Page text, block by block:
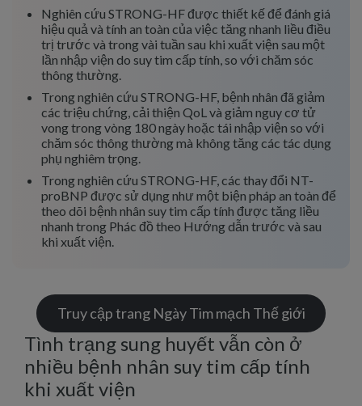
Nghiên cứu STRONG-HF được thiết kế để đánh giá
hiệu quả và tính an toàn của việc tăng nhanh liều điều
trị trước và trong vài tuần sau khi xuất viện sau một
lần nhập viện do suy tim cấp tính, so với chăm sóc
thông thường.
Trong nghiên cứu STRONG-HF, bệnh nhân đã giảm
các triệu chứng, cải thiện QoL và giảm nguy cơ tử
vong trong vòng 180 ngày hoặc tái nhập viện so với
chăm sóc thông thường mà không tăng các tác dụng
phụ nghiêm trọng.
Trong nghiên cứu STRONG-HF, các thay đổi NT-
proBNP được sử dụng như một biện pháp an toàn để
theo dõi bệnh nhân suy tim cấp tính được tăng liều
nhanh trong Phác đồ theo Hướng dẫn trước và sau
khi xuất viện.
Truy cập trang Ngày Tim mạch Thế giới
Tình trạng sung huyết vẫn còn ở
nhiều bệnh nhân suy tim cấp tính
khi xuất viện